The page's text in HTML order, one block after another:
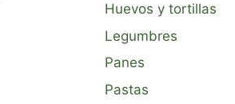
Huevos y tortillas
Legumbres
Panes
Pastas